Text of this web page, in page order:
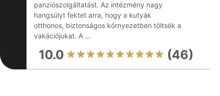
panziószolgáltatást. Az intézmény nagy
hangsúlyt fektet arra, hogy a kutyák
otthonos, biztonságos környezetben töltsék a
vakációjukat. A ...
10.0 (46)